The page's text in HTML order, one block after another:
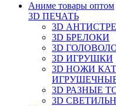
Аниме товары оптом
3D ПЕЧАТЬ
3D
3D БРЕЛОКИ
3D
3D ИГРУШКИ
3D НОЖИ
3D РАЗНЫЕ
3D